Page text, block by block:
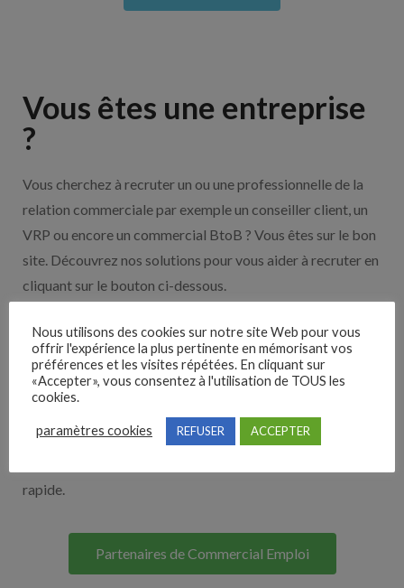
Vous êtes une entreprise
?
Vous cherchez à recruter un ou une professionnelle de la
relation commerciale par exemple un conseiller client, un
VRP ou encore un commercial BtoB ? Vous êtes sur le bon
site. Découvrez nos solutions pour vous aider à recruter en
cliquant sur le bouton ci-dessous.
Nos solutions entreprises
Découvrez nos partenaires ! Moteurs de recherches,
multidiffuseurs, sites payant… nombreux sont nos
partenaires. Si vous travaillez avec un ATS nous avons
rapide.
Partenaires de Commercial Emploi
Nous utilisons des cookies sur notre site Web pour vous
offrir l'expérience la plus pertinente en mémorisant vos
préférences et les visites répétées. En cliquant sur
«Accepter», vous consentez à l'utilisation de TOUS les
cookies.
paramètres cookies REFUSER ACCEPTER